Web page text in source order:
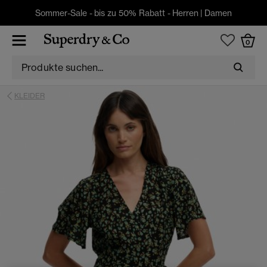
Sommer-Sale - bis zu 50% Rabatt - Herren | Damen
0
KLEIDER